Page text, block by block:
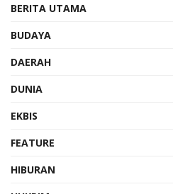
BERITA UTAMA
BUDAYA
DAERAH
DUNIA
EKBIS
FEATURE
HIBURAN